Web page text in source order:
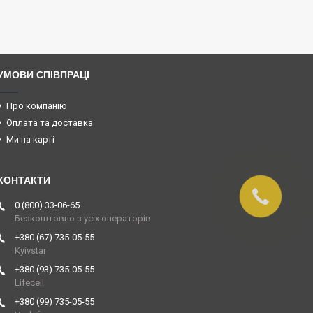
СПІВПРАЦІ
Про компанію
Оплата та доставка
Ми на карті
0 (800) 33-06-65
Безкоштовно з усіх операторів
+380 (67) 735-05-55
Kyivstar
+380 (93) 735-05-55
Lifecell
+380 (99) 735-05-55